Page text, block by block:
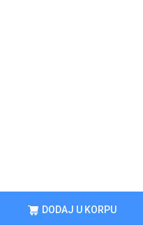
DODAJ U KORPU